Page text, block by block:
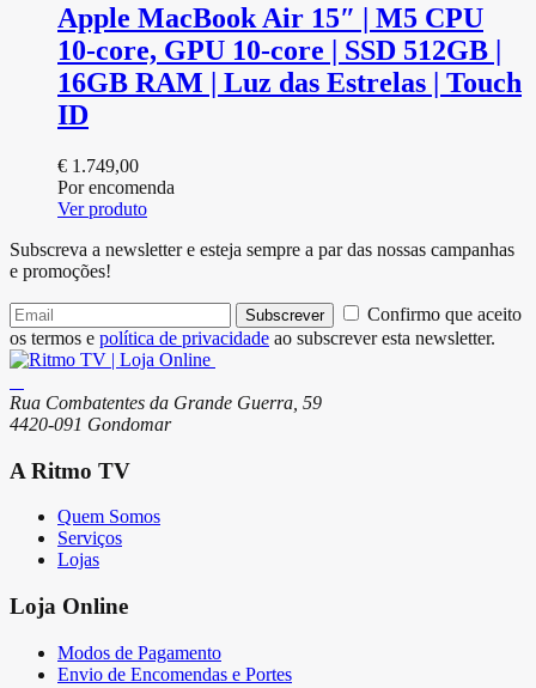
Apple MacBook Air 15″ | M5 CPU
10‑core, GPU 10‑core | SSD 512GB |
16GB RAM | Luz das Estrelas | Touch
ID
€ 1.749,00
Por encomenda
Ver produto
Subscreva a newsletter e esteja sempre a par das nossas campanhas
e promoções!
Subscrever
Confirmo que aceito
os termos e política de privacidade ao subscrever esta newsletter.
Rua Combatentes da Grande Guerra, 59
4420-091 Gondomar
A Ritmo TV
Quem Somos
Serviços
Lojas
Loja Online
Modos de Pagamento
Envio de Encomendas e Portes